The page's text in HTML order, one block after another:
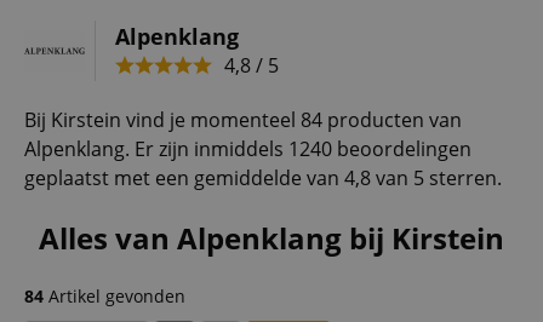
Alpenklang
4,8 / 5
Bij Kirstein vind je momenteel 84 producten van
Alpenklang. Er zijn inmiddels 1240 beoordelingen
geplaatst met een gemiddelde van 4,8 van 5 sterren.
Alles van Alpenklang bij Kirstein
84 Artikel gevonden